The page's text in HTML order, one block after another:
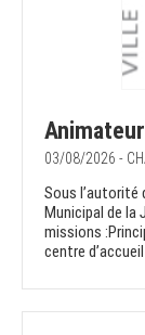
03/08/2026 -
Sous l’autorité
Municipal de la
missions
centre